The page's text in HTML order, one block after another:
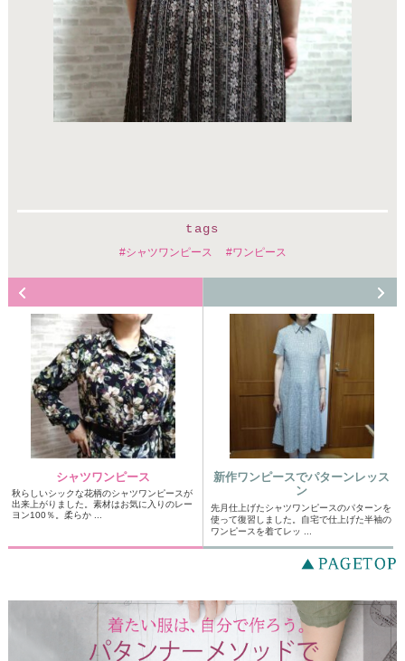
tags
シャツワンピース ワンピース
シャツワンピース
秋らしいシックな花柄のシャツワンピースが
出来上がりました。素材はお気に入りのレー
ヨン100％。柔らか ...
新作ワンピースでパターンレッス
ン
先月仕上げたシャツワンピースのパターンを
使って復習しました。自宅で仕上げた半袖の
ワンピースを着てレッ ...